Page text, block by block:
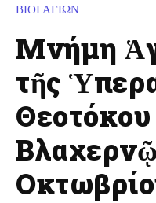
ΒΙΟΙ ΑΓΙΩΝ
Μνήμη
τῆς
Θεοτόκου